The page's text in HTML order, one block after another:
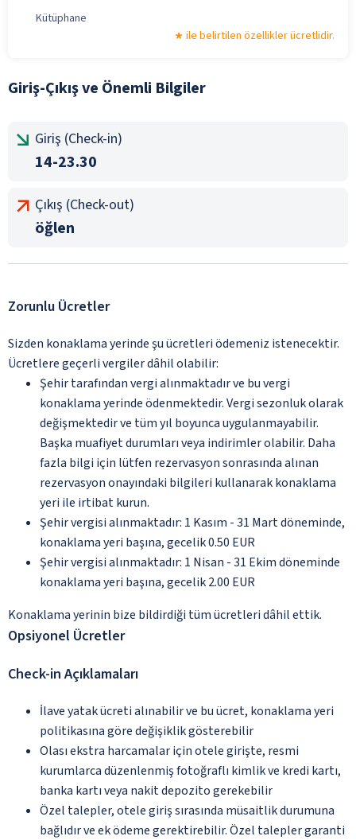
Kütüphane
ile belirtilen özellikler ücretlidir.
Giriş-Çıkış ve Önemli Bilgiler
Giriş (Check-in)
14-23.30
Çıkış (Check-out)
öğlen
Zorunlu Ücretler
Sizden konaklama yerinde şu ücretleri ödemeniz istenecektir.
Ücretlere geçerli vergiler dâhil olabilir:
Şehir tarafından vergi alınmaktadır ve bu vergi
konaklama yerinde ödenmektedir. Vergi sezonluk olarak
değişmektedir ve tüm yıl boyunca uygulanmayabilir.
Başka muafiyet durumları veya indirimler olabilir. Daha
fazla bilgi için lütfen rezervasyon sonrasında alınan
rezervasyon onayındaki bilgileri kullanarak konaklama
yeri ile irtibat kurun.
Şehir vergisi alınmaktadır: 1 Kasım - 31 Mart döneminde,
konaklama yeri başına, gecelik 0.50 EUR
Şehir vergisi alınmaktadır: 1 Nisan - 31 Ekim döneminde
konaklama yeri başına, gecelik 2.00 EUR
Konaklama yerinin bize bildirdiği tüm ücretleri dâhil ettik.
Opsiyonel Ücretler
Check-in Açıklamaları
İlave yatak ücreti alınabilir ve bu ücret, konaklama yeri
politikasına göre değişiklik gösterebilir
Olası ekstra harcamalar için otele girişte, resmi
kurumlarca düzenlenmiş fotoğraflı kimlik ve kredi kartı,
banka kartı veya nakit depozito gerekebilir
Özel talepler, otele giriş sırasında müsaitlik durumuna
bağlıdır ve ek ödeme gerektirebilir. Özel talepler garanti